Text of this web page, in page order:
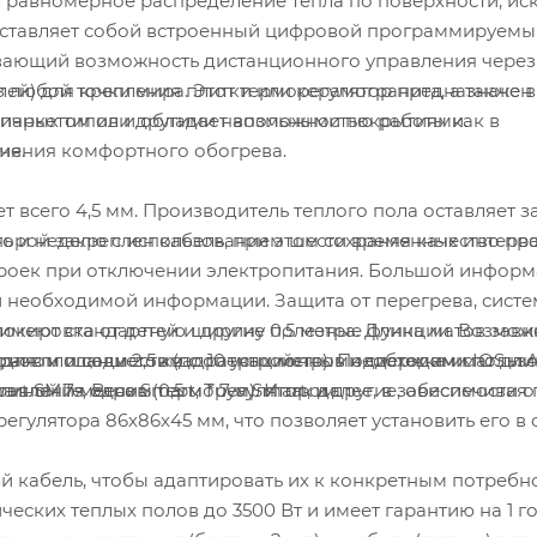
для крепления плитки или керамогранита, а также в
паркетом или другими напольными покрытиями.
комфортного обогрева.
4,5 мм. Производитель теплого пола оставляет
закреплен кабель, при этом сохраняя качество
стандартную ширину 0,5 метра. Длина матов
площади 2,5 квадратных метров необходим мат
7 метров (0,5 м * 7 м). И так далее, в зависимости
кабель, чтобы адаптировать их к конкретным
собой встроенный цифровой
возможность дистанционного управления
точки мира. Этот терморегулятор предназначен
типов и обладает возможностью работы как в
неделю с использованием шести временных
при отключении электропитания. Большой
информации. Защита от перегрева,
от детей и другие полезные функции.
и планшетов (до 10 устройств). Поддержка
одним терморегулятором.
и совместим с операционными системами IOS и
SMife, Beca Smart, Tuya Smart, и другие, обеспечивая
86х86х45 мм, что позволяет установить его
теплых полов до 3500 Вт и имеет гарантию на 1